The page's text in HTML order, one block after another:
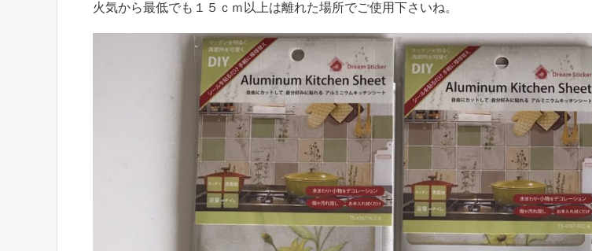
火気から最低でも１５ｃｍ以上は離れた場所でご使用下さいね。